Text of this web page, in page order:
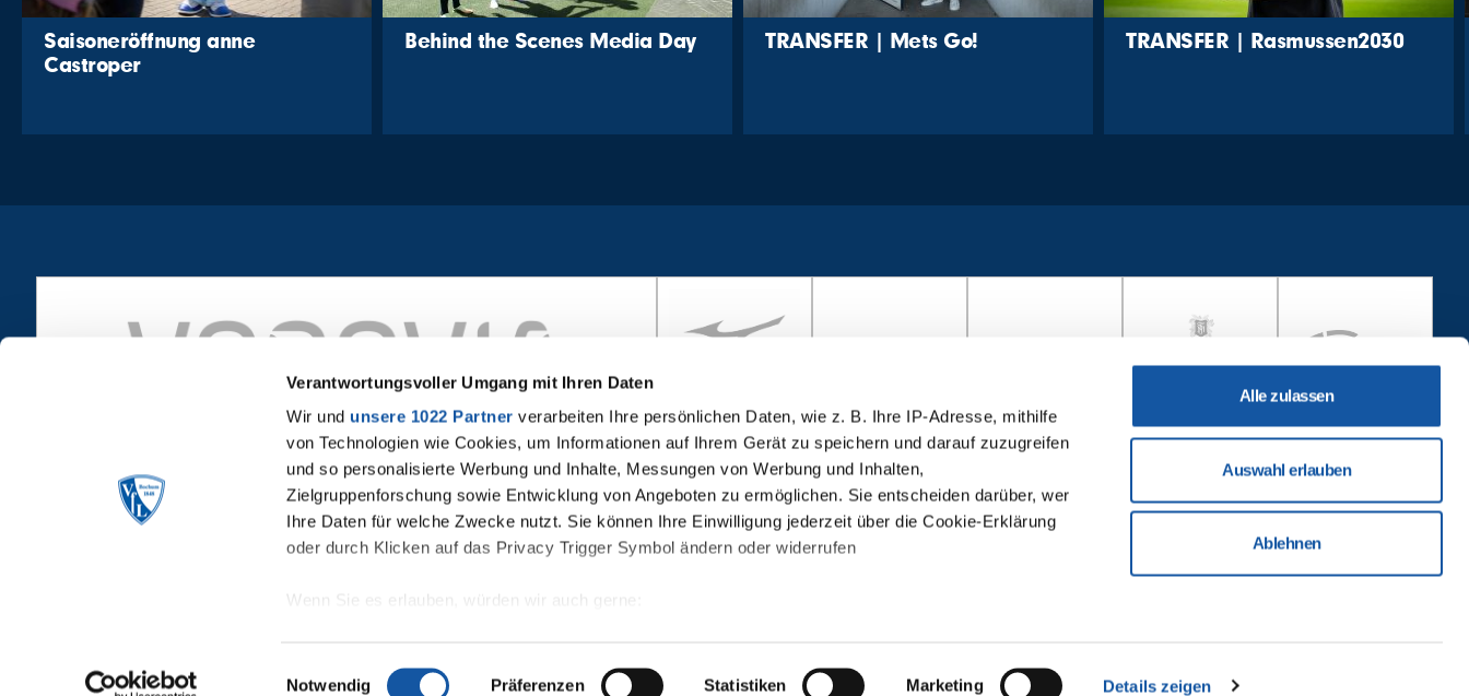
Verantwortungsvoller Umgang mit Ihren Daten
Wir und unsere 1022 Partner verarbeiten Ihre persönlichen Daten, wie z. B. Ihre IP-Adresse, mithilfe
von Technologien wie Cookies, um Informationen auf Ihrem Gerät zu speichern und darauf zuzugreifen
und so personalisierte Werbung und Inhalte, Messungen von Werbung und Inhalten,
Zielgruppenforschung sowie Entwicklung von Angeboten zu ermöglichen. Sie entscheiden darüber, wer
Ihre Daten für welche Zwecke nutzt. Sie können Ihre Einwilligung jederzeit über die Cookie-Erklärung
oder durch Klicken auf das Privacy Trigger Symbol ändern oder widerrufen
Wenn Sie es erlauben, würden wir auch gerne:
Erfahren Sie mehr darüber, wie Ihre persönlichen Daten verarbeitet werden, und legen Sie Ihre
Einwilligungsauswahl
Notwendig Präferenzen Statistiken Marketing Details zeigen
Alle zulassen
Auswahl erlauben
Ablehnen
Saisoneröffnung anne
Castroper
Behind the Scenes Media Day TRANSFER | Mets Go! TRANSFER | Rasmussen2030